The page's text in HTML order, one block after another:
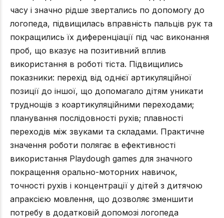
часу і значно рідше звертались по допомогу до
логопеда, підвищилась вправність пальців рук та
покращились їх диференціації під час виконання
проб, що вказує на позитивний вплив
використання в роботі тіста. Підвищились
показники: перехід від однієї артикуляційної
позиції до іншої, що допомагало дітям уникати
труднощів з коартикуляційними переходами;
планування послідовності рухів; плавності
переходів між звуками та складами. Практичне
значення роботи полягає в ефективності
використання Playdough games для значного
покращення орально-моторних навичок,
точності рухів і концентрації у дітей з дитячою
апраксією мовлення, що дозволяє зменшити
потребу в додатковій допомозі логопеда